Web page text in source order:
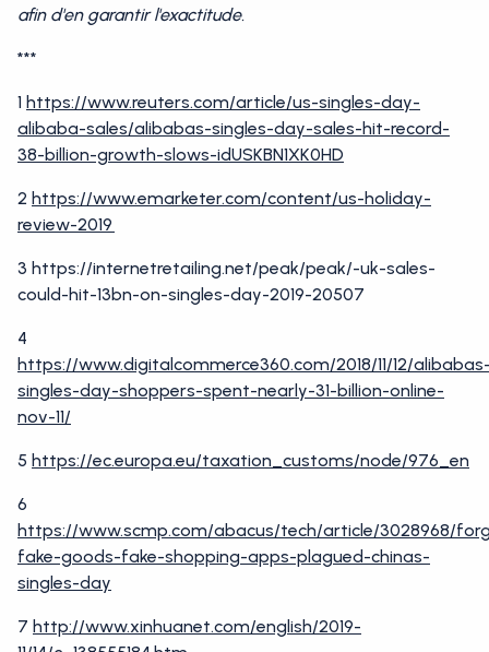
afin d'en garantir l'exactitude.
***
1 https://www.reuters.com/article/us-singles-day-
alibaba-sales/alibabas-singles-day-sales-hit-record-
38-billion-growth-slows-idUSKBN1XK0HD
2 https://www.emarketer.com/content/us-holiday-
review-2019
3 https://internetretailing.net/peak/peak/-uk-sales-
could-hit-13bn-on-singles-day-2019-20507
4
https://www.digitalcommerce360.com/2018/11/12/
singles-day-shoppers-spent-nearly-31-billion-online-
nov-11/
5 https://ec.europa.eu/taxation_customs/node/976_en
6
https://www.scmp.com/abacus/tech/article/3028968/
fake-goods-fake-shopping-apps-plagued-chinas-
singles-day
7 http://www.xinhuanet.com/english/2019-